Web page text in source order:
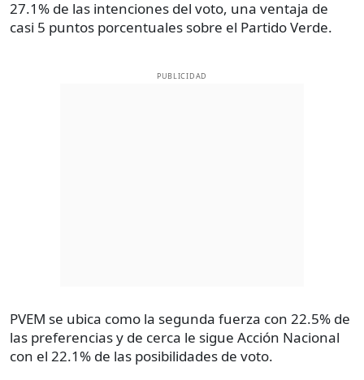
27.1% de las intenciones del voto, una ventaja de
casi 5 puntos porcentuales sobre el Partido Verde.
PUBLICIDAD
PVEM se ubica como la segunda fuerza con 22.5% de
las preferencias y de cerca le sigue Acción Nacional
con el 22.1% de las posibilidades de voto.